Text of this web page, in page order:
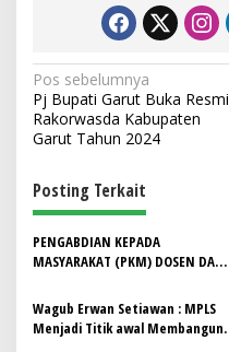
N
a
v
i
g
a
s
i
p
Pos sebelumnya
Pj Bupati Garut Buka Resmi
Rakorwasda Kabupaten
Garut Tahun 2024
Posting Terkait
PENGABDIAN KEPADA
MASYARAKAT (PKM) DOSEN DAN
TRISAKTI, PELATIHAN MAKE – UP
KARAKTER SEBAGAI STRATEGI
PENGEMBANGAN KREATIVITAS
Wagub Erwan Setiawan : MPLS
Menjadi Titik awal Membangun